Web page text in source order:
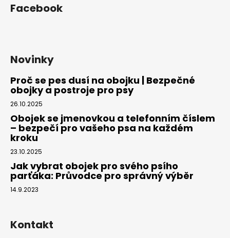
Facebook
Novinky
Proč se pes dusí na obojku | Bezpečné
obojky a postroje pro psy
26.10.2025
Obojek se jmenovkou a telefonním číslem
– bezpečí pro vašeho psa na každém
kroku
23.10.2025
Jak vybrat obojek pro svého psího
parťáka: Průvodce pro správný výběr
14.9.2023
Kontakt